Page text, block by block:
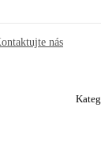
nás